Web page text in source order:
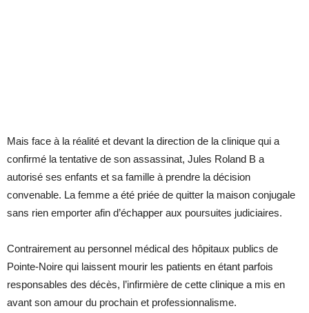
Mais face à la réalité et devant la direction de la clinique qui a
confirmé la tentative de son assassinat, Jules Roland B a
autorisé ses enfants et sa famille à prendre la décision
convenable. La femme a été priée de quitter la maison conjugale
sans rien emporter afin d’échapper aux poursuites judiciaires.
Contrairement au personnel médical des hôpitaux publics de
Pointe-Noire qui laissent mourir les patients en étant parfois
responsables des décès, l’infirmière de cette clinique a mis en
avant son amour du prochain et professionnalisme.